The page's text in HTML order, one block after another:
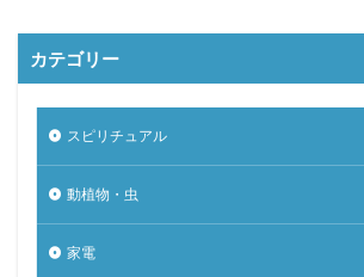
カテゴリー
スピリチュアル
動植物・虫
家電